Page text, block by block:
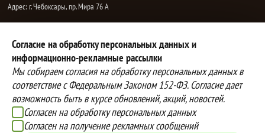
Согласие на обработку персональных данных и
информационно-рекламные рассылки
Мы собираем согласия на обработку персональных данных в
соответствие с Федеральным Законом 152-ФЗ. Согласие дает
возможность быть в курсе обновлений, акций, новостей.
Согласен на обработку персональных данных
Согласен на получение рекламных сообщений
Адрес: г. Чебоксары, пр. Мира 76 А
Способы оплаты
Вы можете оплатить покупки
наличными при получении товара,
либо выбрать другой способ оплаты
Инструкция по оплате банковской
картой
Доставка
Наша компания осуществляет
бесплатную
доставку до терминалов транспортных
компаний.
Подробнее об условиях условиях
оплаты и доставки